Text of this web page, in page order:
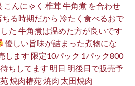
こんにゃく 椎茸 牛角煮 を合わせ
る時期だから 冷たく食べるおで
た 牛角煮は温めた方が良いです
優しい旨味が詰まった煮物にな
します 限定10パック 1パック800
ちしてます 明日 明後日で販売予
焼肉椿苑 焼肉 太田焼肉